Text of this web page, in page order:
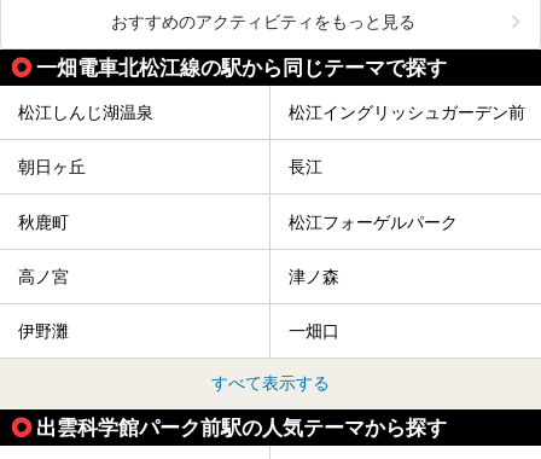
おすすめのアクティビティをもっと見る
一畑電車北松江線の駅から同じテーマで探す
松江しんじ湖温泉 松江イングリッシュガーデン前
朝日ヶ丘 長江
秋鹿町 松江フォーゲルパーク
高ノ宮 津ノ森
伊野灘 一畑口
すべて表示する
出雲科学館パーク前駅の人気テーマから探す